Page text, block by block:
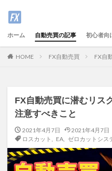
ホーム 自動売買の記事 初心者向
HOME FX自動売買 FX自
FX自動売買に潜むリス
注意すべきこと
2021年4月7日 2021年4月7日
ロスカット
EA ゼロカットシス